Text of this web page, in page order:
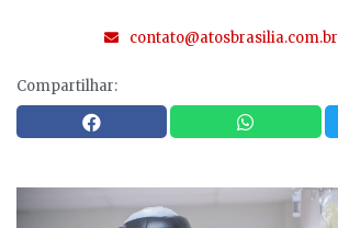
contato@atosbrasilia.com.br
Compartilhar: